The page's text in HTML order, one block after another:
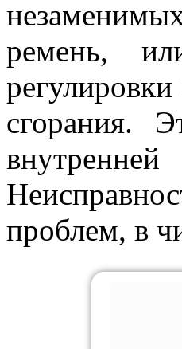
ремень,
регулировки
сгорания.
проблем, в